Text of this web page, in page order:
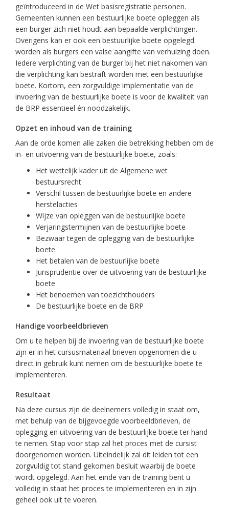
geïntroduceerd in de Wet basisregistratie personen.
Gemeenten kunnen een bestuurlijke boete opleggen als
een burger zich niet houdt aan bepaalde verplichtingen.
Overigens kan er ook een bestuurlijke boete opgelegd
worden als burgers een valse aangifte van verhuizing doen.
Iedere verplichting van de burger bij het niet nakomen van
die verplichting kan bestraft worden met een bestuurlijke
boete. Kortom, een zorgvuldige implementatie van de
invoering van de bestuurlijke boete is voor de kwaliteit van
de BRP essentieel én noodzakelijk.
Opzet en inhoud van de training
Aan de orde komen alle zaken die betrekking hebben om de
in- en uitvoering van de bestuurlijke boete, zoals:
Het wettelijk kader uit de Algemene wet
bestuursrecht
Verschil tussen de bestuurlijke boete en andere
herstelacties
Wijze van opleggen van de bestuurlijke boete
Verjaringstermijnen van de bestuurlijke boete
Bezwaar tegen de oplegging van de bestuurlijke
boete
Het betalen van de bestuurlijke boete
Jurisprudentie over de uitvoering van de bestuurlijke
boete
Het benoemen van toezichthouders
De bestuurlijke boete en de BRP
Handige voorbeeldbrieven
Om u te helpen bij de invoering van de bestuurlijke boete
zijn er in het cursusmateriaal brieven opgenomen die u
direct in gebruik kunt nemen om de bestuurlijke boete te
implementeren.
Resultaat
Na deze cursus zijn de deelnemers volledig in staat om,
met behulp van de bijgevoegde voorbeeldbrieven, de
oplegging en uitvoering van de bestuurlijke boete ter hand
te nemen. Stap voor stap zal het proces met de cursist
doorgenomen worden. Uiteindelijk zal dit leiden tot een
zorgvuldig tot stand gekomen besluit waarbij de boete
wordt opgelegd. Aan het einde van de training bent u
volledig in staat het proces te implementeren en in zijn
geheel ook uit te voeren.